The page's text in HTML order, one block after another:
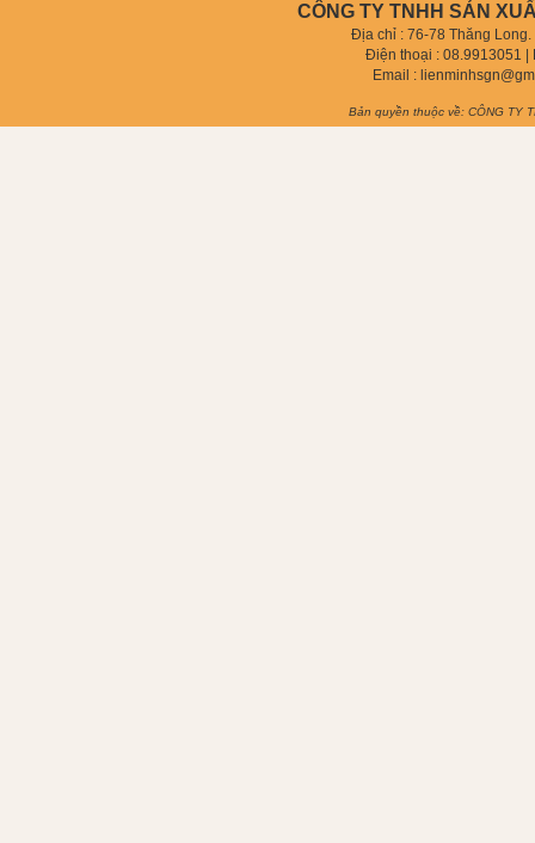
CÔNG TY TNHH SẢN
Địa chỉ : 76-78 Thăng
Điện thoại : 08.9913051
Email :
Bản quyền thuộc về: CÔNG TY